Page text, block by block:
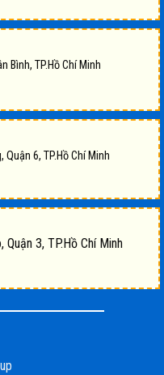
Bình, TP.Hồ Chí Minh
6, TP.Hồ Chí Minh
3, TP.Hồ Chí Minh